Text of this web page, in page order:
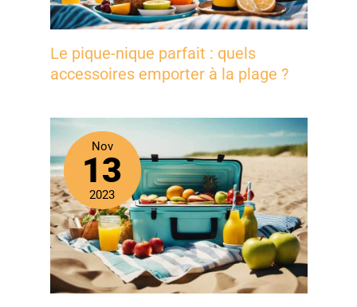
Le pique-nique parfait : quels
accessoires emporter à la plage ?
Nov
13
2023